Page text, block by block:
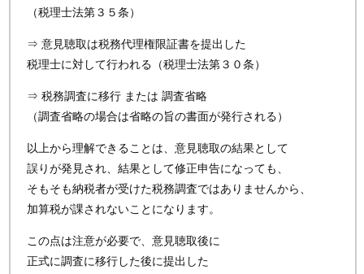
（税理士法第３５条）
⇒ 意見聴取は税務代理権限証書を提出した
税理士に対して行われる（税理士法第３０条）
⇒ 税務調査に移行 または 調査省略
（調査省略の場合は省略の旨の書面が発行される）
以上から理解できることは、意見聴取の結果として
誤りが発見され、結果として修正申告になっても、
そもそも納税者が受けた税務調査ではありませんから、
加算税が課されないことになります。
この点は注意が必要で、意見聴取後に
正式に調査に移行した後に提出した